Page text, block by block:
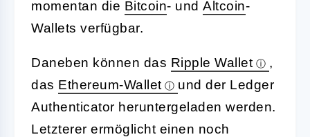
momentan die Bitcoin- und Altcoin-
Wallets verfügbar.
Daneben können das Ripple Wallet
,
das Ethereum-Wallet
und der Ledger
Authenticator heruntergeladen werden.
Letzterer ermöglicht einen noch